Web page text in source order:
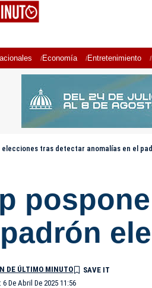
Economía Entretenimiento
elecciones tras detectar anomalías en el
De Abril De 2025 11:56
DE ÚLTIMO MINUTO